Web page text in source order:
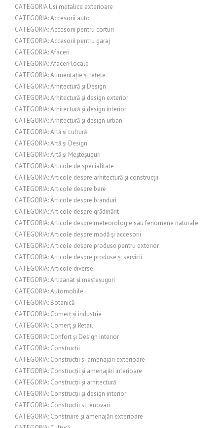
CATEGORIA Usi metalice exterioare
CATEGORIA: Accesorii auto
CATEGORIA: Accesorii pentru corturi
CATEGORIA: Accesorii pentru garaj
CATEGORIA: Afaceri
CATEGORIA: Afaceri locale
CATEGORIA: Alimentație și rețete
CATEGORIA: Arhitectură și Design
CATEGORIA: Arhitectură și design exterior
CATEGORIA: Arhitectură și design interior
CATEGORIA: Arhitectură și design urban
CATEGORIA: Artă și cultură
CATEGORIA: Artă și Design
CATEGORIA: Artă și Meșteșuguri
CATEGORIA: Articole de specialitate
CATEGORIA: Articole despre arhitectură și construcții
CATEGORIA: Articole despre bere
CATEGORIA: Articole despre branduri
CATEGORIA: Articole despre grădinărit
CATEGORIA: Articole despre meteorologie sau fenomene naturale
CATEGORIA: Articole despre modă și accesorii
CATEGORIA: Articole despre produse pentru exterior
CATEGORIA: Articole despre produse și servicii
CATEGORIA: Articole diverse
CATEGORIA: Artizanat și meșteșuguri
CATEGORIA: Automobile
CATEGORIA: Botanică
CATEGORIA: Comerț și industrie
CATEGORIA: Comerț și Retail
CATEGORIA: Confort și Design Interior
CATEGORIA: Constructii
CATEGORIA: Constructii si amenajari exterioare
CATEGORIA: Construcții și amenajări interioare
CATEGORIA: Construcții și arhitectură
CATEGORIA: Construcții și design interior
CATEGORIA: Constructii si renovari
CATEGORIA: Construire și amenajări exterioare